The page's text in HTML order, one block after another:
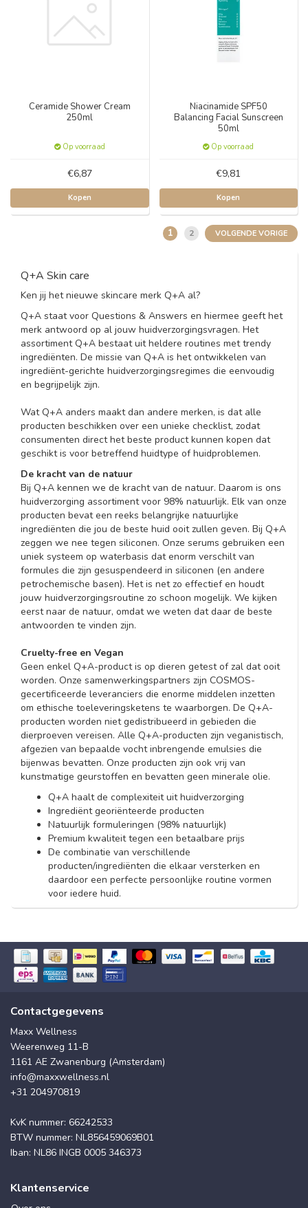
Ceramide Shower Cream
250ml
Op voorraad
€6,87
Kopen
Niacinamide SPF50
Balancing Facial Sunscreen
50ml
Op voorraad
€9,81
Kopen
1 2 VOLGENDE VORIGE
Q+A Skin care
Ken jij het nieuwe skincare merk Q+A al?
Q+A staat voor Questions & Answers en hiermee geeft het
merk antwoord op al jouw huidverzorgingsvragen. Het
assortiment Q+A bestaat uit heldere routines met trendy
ingrediënten. De missie van Q+A is het ontwikkelen van
ingrediënt-gerichte huidverzorgingsregimes die eenvoudig
en begrijpelijk zijn.
Wat Q+A anders maakt dan andere merken, is dat alle
producten beschikken over een unieke checklist, zodat
consumenten direct het beste product kunnen kopen dat
geschikt is voor betreffend huidtype of huidproblemen.
De kracht van de natuur
Bij Q+A kennen we de kracht van de natuur. Daarom is ons
huidverzorging assortiment voor 98% natuurlijk. Elk van onze
producten bevat een reeks belangrijke natuurlijke
ingrediënten die jou de beste huid ooit zullen geven. Bij Q+A
zeggen we nee tegen siliconen. Onze serums gebruiken een
uniek systeem op waterbasis dat enorm verschilt van
formules die zijn gesuspendeerd in siliconen (en andere
petrochemische basen). Het is net zo effectief en houdt
jouw huidverzorgingsroutine zo schoon mogelijk. We kijken
eerst naar de natuur, omdat we weten dat daar de beste
antwoorden te vinden zijn.
Cruelty-free en Vegan
Geen enkel Q+A-product is op dieren getest of zal dat ooit
worden. Onze samenwerkingspartners zijn COSMOS-
gecertificeerde leveranciers die enorme middelen inzetten
om ethische toeleveringsketens te waarborgen. De Q+A-
producten worden niet gedistribueerd in gebieden die
dierproeven vereisen. Alle Q+A-producten zijn veganistisch,
afgezien van bepaalde vocht inbrengende emulsies die
bijenwas bevatten. Onze producten zijn ook vrij van
kunstmatige geurstoffen en bevatten geen minerale olie.
Q+A haalt de complexiteit uit huidverzorging
Ingrediënt georiënteerde producten
Natuurlijk formuleringen (98% natuurlijk)
Premium kwaliteit tegen een betaalbare prijs
De combinatie van verschillende
producten/ingrediënten die elkaar versterken en
daardoor een perfecte persoonlijke routine vormen
voor iedere huid.
Contactgegevens
Maxx Wellness
Weerenweg 11-B
1161 AE Zwanenburg (Amsterdam)
info@maxxwellness.nl
+31 204970819
KvK nummer: 66242533
BTW nummer: NL856459069B01
Iban: NL86 INGB 0005 346373
Klantenservice